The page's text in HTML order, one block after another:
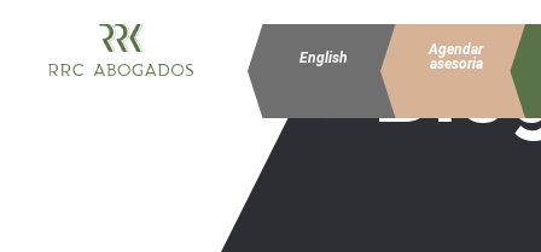
English
Agendar
asesoria